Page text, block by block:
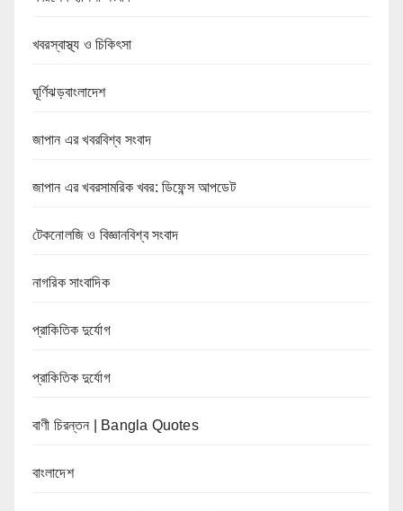
খবরস্বাস্থ্য ও চিকিৎসা
ঘূর্ণিঝড়বাংলাদেশ
জাপান এর খবরবিশ্ব সংবাদ
জাপান এর খবরসামরিক খবর: ডিফেন্স আপডেট
টেকনোলজি ও বিজ্ঞানবিশ্ব সংবাদ
নাগরিক সাংবাদিক
প্রাকিতিক দুর্যোগ
প্রাকিতিক দুর্যোগ
বাণী চিরন্তন | Bangla Quotes
বাংলাদেশ